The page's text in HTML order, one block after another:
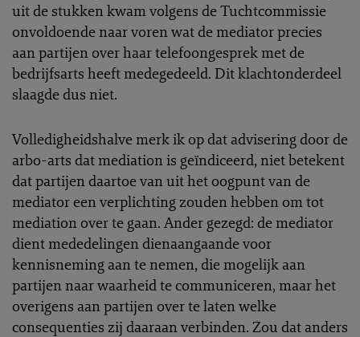
uit de stukken kwam volgens de Tuchtcommissie
onvoldoende naar voren wat de mediator precies
aan partijen over haar telefoongesprek met de
bedrijfsarts heeft medegedeeld. Dit klachtonderdeel
slaagde dus niet.
Volledigheidshalve merk ik op dat advisering door de
arbo-arts dat mediation is geïndiceerd, niet betekent
dat partijen daartoe van uit het oogpunt van de
mediator een verplichting zouden hebben om tot
mediation over te gaan. Ander gezegd: de mediator
dient mededelingen dienaangaande voor
kennisneming aan te nemen, die mogelijk aan
partijen naar waarheid te communiceren, maar het
overigens aan partijen over te laten welke
consequenties zij daaraan verbinden. Zou dat anders